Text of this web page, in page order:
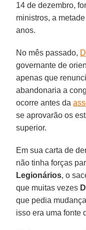
14 de dezembro,
ministros, a
anos.
No mês passado,
governante de
apenas que
abandonaria a
ocorre antes da
se aprovarão os
superior.
Em sua carta de
não tinha forças
Legionários, o
que muitas vezes
que pedia
isso era uma fonte